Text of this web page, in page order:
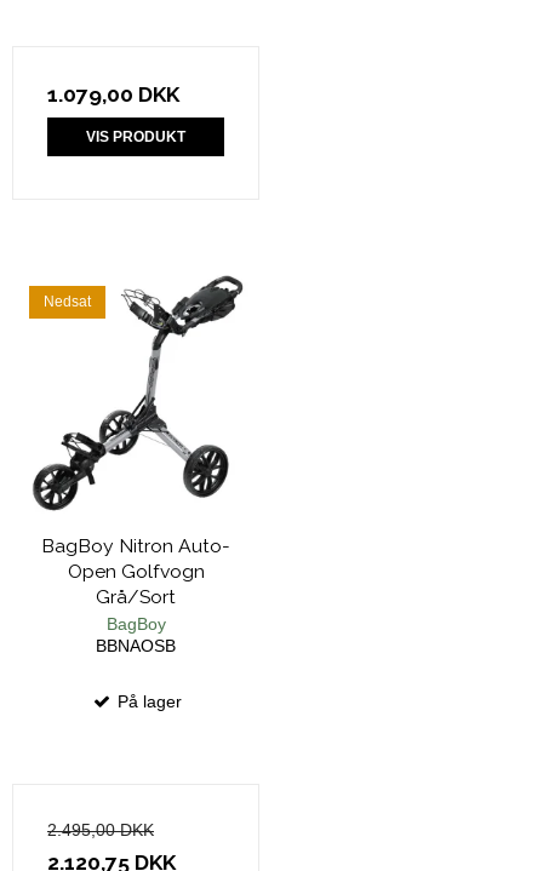
1.079,00 DKK
VIS PRODUKT
Nedsat
BagBoy Nitron Auto-
Open Golfvogn
Grå/Sort
BagBoy
BBNAOSB
På lager
2.495,00 DKK
2.120,75 DKK